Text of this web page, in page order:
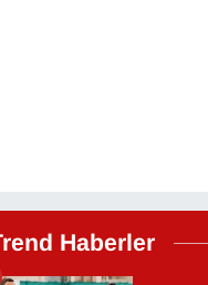
Haberler